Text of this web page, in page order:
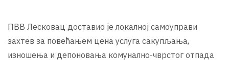
ПВВ Лесковац доставио је локалној самоуправи
захтев за повећањем цена услуга сакупљања,
изношења и депоновања комунално-чврстог отпада